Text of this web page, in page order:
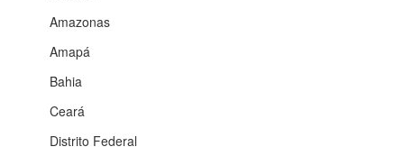
Amazonas
Amapá
Bahia
Ceará
Distrito Federal